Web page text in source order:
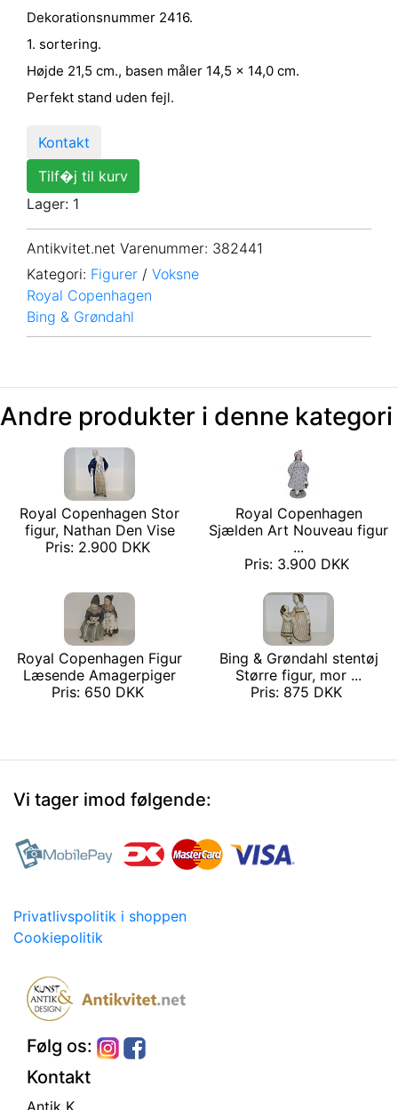
Dekorationsnummer 2416.
1. sortering.
Højde 21,5 cm., basen måler 14,5 x 14,0 cm.
Perfekt stand uden fejl.
Kontakt
Tilf�j til kurv
Lager: 1
Antikvitet.net Varenummer: 382441
Kategori: Figurer / Voksne
Royal Copenhagen
Bing & Grøndahl
Andre produkter i denne kategori
Royal Copenhagen Stor
figur, Nathan Den Vise
Pris: 2.900 DKK
Royal Copenhagen
Sjælden Art Nouveau figur
...
Pris: 3.900 DKK
Royal Copenhagen Figur
Læsende Amagerpiger
Pris: 650 DKK
Bing & Grøndahl stentøj
Større figur, mor ...
Pris: 875 DKK
Vi tager imod følgende:
Privatlivspolitik i shoppen
Cookiepolitik
Følg os:
Kontakt